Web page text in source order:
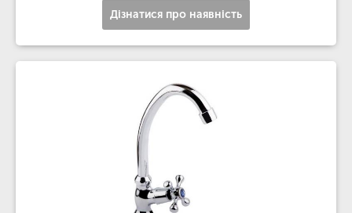
Дізнатися про наявність